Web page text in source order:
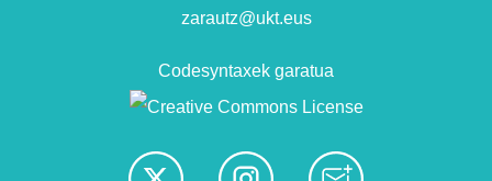
zarautz@ukt.eus
Codesyntaxek garatua